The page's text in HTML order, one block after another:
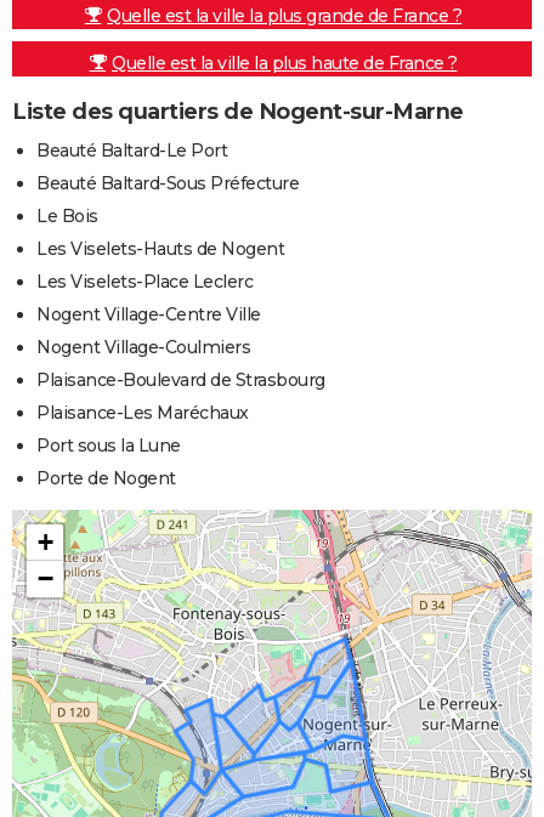
Quelle est la ville la plus grande de France ?
Quelle est la ville la plus haute de France ?
Liste des quartiers de Nogent-sur-Marne
Beauté Baltard-Le Port
Beauté Baltard-Sous Préfecture
Le Bois
Les Viselets-Hauts de Nogent
Les Viselets-Place Leclerc
Nogent Village-Centre Ville
Nogent Village-Coulmiers
Plaisance-Boulevard de Strasbourg
Plaisance-Les Maréchaux
Port sous la Lune
Porte de Nogent
+
−